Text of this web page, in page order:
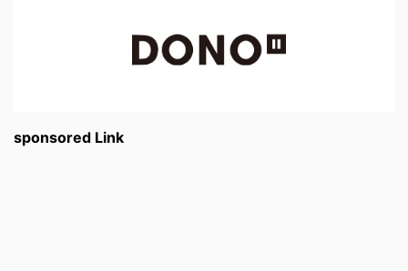
sponsored Link